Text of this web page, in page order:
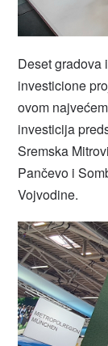
Deset gradova
investicione
ovom
investicija
Sremska
Pančevo i
Vojvodine.